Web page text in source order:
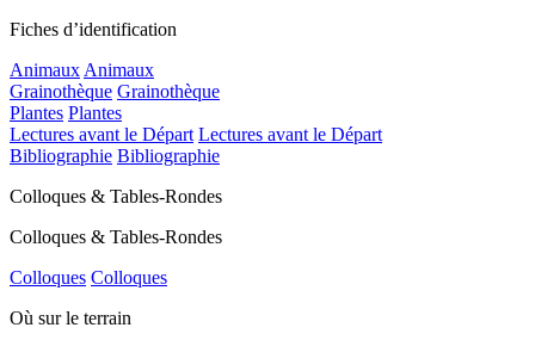
Fiches d’identification
Animaux Animaux
Grainothèque Grainothèque
Plantes Plantes
Lectures avant le Départ Lectures avant le Départ
Bibliographie Bibliographie
Colloques & Tables-Rondes
Colloques & Tables-Rondes
Colloques Colloques
Où sur le terrain